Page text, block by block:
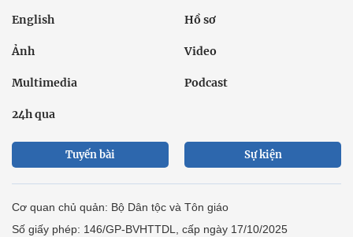
English Hồ sơ
Ảnh Video
Multimedia Podcast
24h qua
Tuyến bài Sự kiện
Cơ quan chủ quản: Bộ Dân tộc và Tôn giáo
Số giấy phép: 146/GP-BVHTTDL, cấp ngày 17/10/2025